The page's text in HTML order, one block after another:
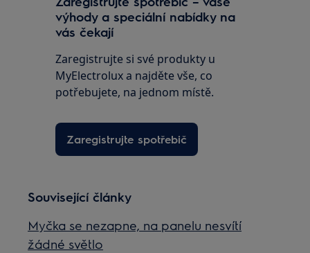
výhody a speciální nabídky na
vás čekají
Zaregistrujte si své produkty u
MyElectrolux a najděte vše, co
potřebujete, na jednom místě.
Zaregistrujte spotřebič
Související články
Myčka se nezapne, na panelu nesvítí
žádné světlo